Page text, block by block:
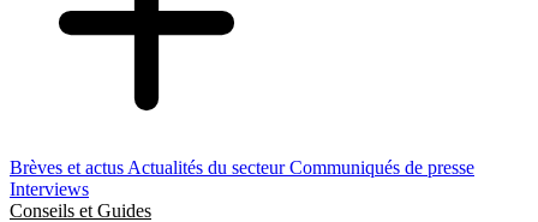
Brèves et actus Actualités du secteurCommuniqués de presse
Interviews
Conseils et Guides